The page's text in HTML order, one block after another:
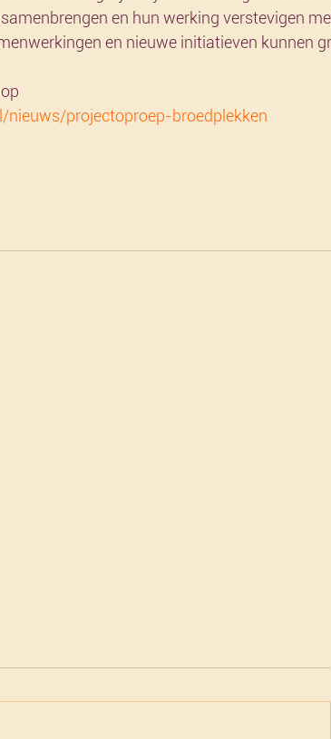
en hun werking verstevigen
en nieuwe initiatieven kunnen
projectoproep-broedplekken